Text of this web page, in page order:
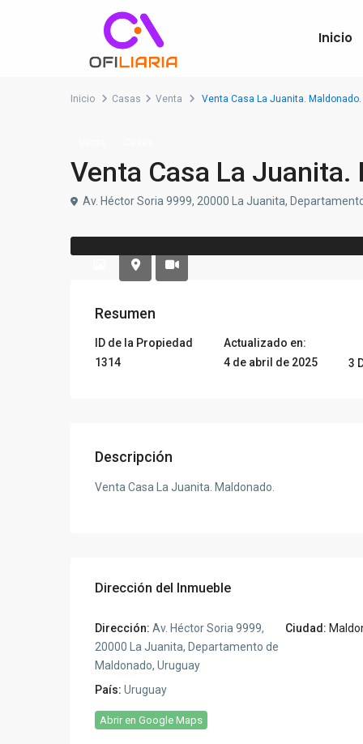
Inicio
Inicio Casas Venta Venta Casa La Juanita. Maldonado.
Venta Casa La Juanita.
Av. Héctor Soria 9999, 20000 La Juanita,
Resumen
ID de la Propiedad
1314
Actualizado en:
4 de abril de 2025
3
Descripción
Venta Casa La Juanita. Maldonado.
Dirección del Inmueble
Dirección: Av. Héctor Soria 9999,
20000 La Juanita, Departamento de
Maldonado, Uruguay
Ciudad:
País: Uruguay
Abrir en Google Maps